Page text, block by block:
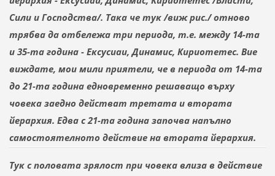
Сили и Господства/. Така че тук /виж рис./ отново
трябва да отбележа три периода, т.е. между 14-та
и 35-та година - Ексусиаи, Динамис, Кириотетес. Вие
виждате, мои мили приятели, че в периода от 14-та
до 21-та година едновременно решаващо върху
човека заедно действат третата и втората
йерархия. Едва с 21-та година започва напълно
самостоятелното действие на втората йерархия.
Тук с половата зрялост при човека влиза в действие